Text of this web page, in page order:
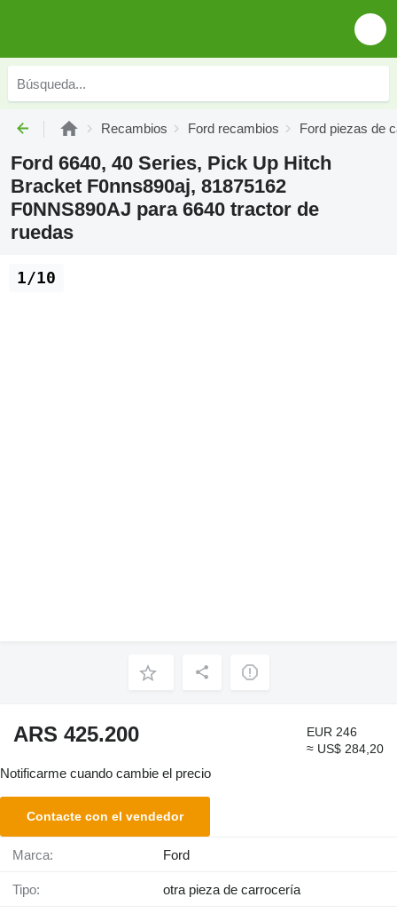
Recambios Ford recambios Ford piezas de
Ford 6640, 40 Series, Pick Up Hitch
Bracket F0nns890aj, 81875162
F0NNS890AJ para 6640 tractor de
ruedas
1/10
ARS 425.200
EUR 246
≈ US$ 284,20
Notificarme cuando cambie el precio
Contacte con el vendedor
Marca: Ford
Tipo: otra pieza de carrocería